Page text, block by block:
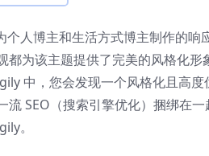
人博主和生活方式博主制作的
都为该主题提供了完美的风格化
中，您会发现一个风格化且高
流 SEO（搜索引擎优化）捆绑在
。